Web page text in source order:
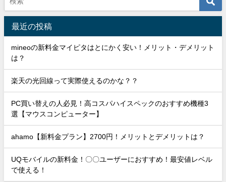
最近の投稿
mineoの新料金マイピタはとにかく安い！メリット・デメリット
は？
楽天の光回線って実際使えるのかな？？
PC買い替えの人必見！高コスパハイスペックのおすすめ機種3
選【マウスコンピューター】
ahamo【新料金プラン】2700円！メリットとデメリットは？
UQモバイルの新料金！〇〇ユーザーにおすすめ！最安値レベル
で使える！